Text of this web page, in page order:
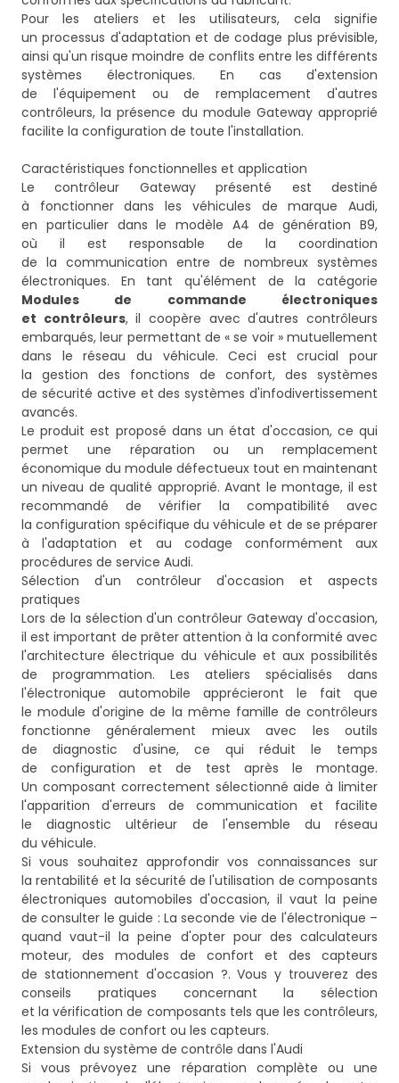
Pour les ateliers et les utilisateurs, cela signifie
un processus d'adaptation et de codage plus prévisible,
ainsi qu'un risque moindre de conflits entre les différents
systèmes électroniques. En cas d'extension
de l'équipement ou de remplacement d'autres
contrôleurs, la présence du module Gateway approprié
facilite la configuration de toute l'installation.
Caractéristiques fonctionnelles et application
Le contrôleur Gateway présenté est destiné
à fonctionner dans les véhicules de marque Audi,
en particulier dans le modèle A4 de génération B9,
où il est responsable de la coordination
de la communication entre de nombreux systèmes
électroniques. En tant qu'élément de la catégorie
Modules de commande électroniques
et contrôleurs, il coopère avec d'autres contrôleurs
embarqués, leur permettant de « se voir » mutuellement
dans le réseau du véhicule. Ceci est crucial pour
la gestion des fonctions de confort, des systèmes
de sécurité active et des systèmes d'infodivertissement
avancés.
Le produit est proposé dans un état d'occasion, ce qui
permet une réparation ou un remplacement
économique du module défectueux tout en maintenant
un niveau de qualité approprié. Avant le montage, il est
recommandé de vérifier la compatibilité avec
la configuration spécifique du véhicule et de se préparer
à l'adaptation et au codage conformément aux
procédures de service Audi.
Sélection d'un contrôleur d'occasion et aspects
pratiques
Lors de la sélection d'un contrôleur Gateway d'occasion,
il est important de prêter attention à la conformité avec
l'architecture électrique du véhicule et aux possibilités
de programmation. Les ateliers spécialisés dans
l'électronique automobile apprécieront le fait que
le module d'origine de la même famille de contrôleurs
fonctionne généralement mieux avec les outils
de diagnostic d'usine, ce qui réduit le temps
de configuration et de test après le montage.
Un composant correctement sélectionné aide à limiter
l'apparition d'erreurs de communication et facilite
le diagnostic ultérieur de l'ensemble du réseau
du véhicule.
Si vous souhaitez approfondir vos connaissances sur
la rentabilité et la sécurité de l'utilisation de composants
électroniques automobiles d'occasion, il vaut la peine
de consulter le guide : La seconde vie de l'électronique –
quand vaut-il la peine d'opter pour des calculateurs
moteur, des modules de confort et des capteurs
de stationnement d'occasion ?. Vous y trouverez des
conseils pratiques concernant la sélection
et la vérification de composants tels que les contrôleurs,
les modules de confort ou les capteurs.
Extension du système de contrôle dans l'Audi
Si vous prévoyez une réparation complète ou une